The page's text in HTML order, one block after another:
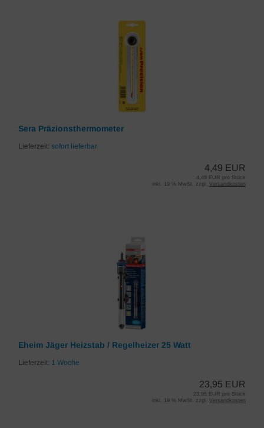
Sera Präzionsthermometer
Lieferzeit: sofort lieferbar
4,49 EUR
4,49 EUR pro Stück
inkl. 19 % MwSt. zzgl. Versandkosten
Eheim Jäger Heizstab / Regelheizer 25 Watt
Lieferzeit: 1 Woche
23,95 EUR
23,95 EUR pro Stück
inkl. 19 % MwSt. zzgl. Versandkosten